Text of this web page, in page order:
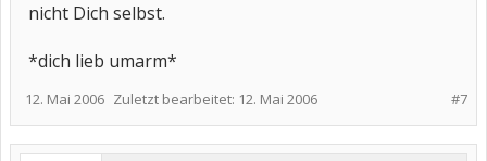
nicht Dich selbst.
*dich lieb umarm*
#7
12. Mai 2006 Zuletzt bearbeitet: 12. Mai 2006